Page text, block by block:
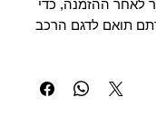
לאחר ההזמנה, כדי
תואם לדגם הרכב